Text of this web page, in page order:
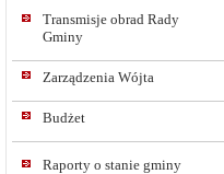
Transmisje obrad Rady
Gminy
Zarządzenia Wójta
Budżet
Raporty o stanie gminy